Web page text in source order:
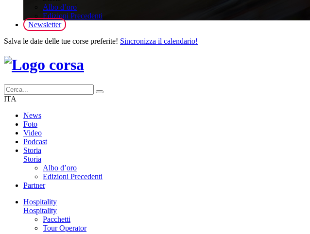
Albo d’oro
Edizioni Precedenti
Newsletter
Salva le date delle tue corse preferite! Sincronizza il calendario!
ITA
News
Foto
Video
Podcast
Storia
Storia
Albo d’oro
Edizioni Precedenti
Partner
Hospitality
Hospitality
Pacchetti
Tour Operator